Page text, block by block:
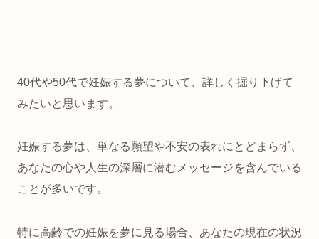
40代や50代で妊娠する夢について、詳しく掘り下げて
みたいと思います。
妊娠する夢は、単なる願望や不安の表れにとどまらず、
あなたの心や人生の深層に潜むメッセージを含んでいる
ことが多いです。
特に高齢での妊娠を夢に見る場合、あなたの現在の状況